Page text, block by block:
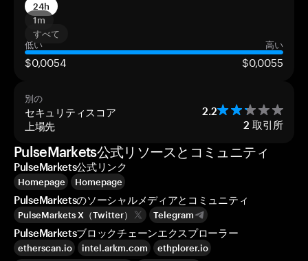
24h
1m
すべて
低い
高い
$0,0054 $0,0055
別の
セキュリティスコア 2.2
上場先 2 取引所
PulseMarkets公式リソースとコミュニティ
PulseMarkets公式リンク
Homepage Homepage
PulseMarketsのソーシャルメディアとコミュニティ
PulseMarkets X（Twitter） Telegram
PulseMarketsブロックチェーンエクスプローラー
etherscan.io intel.arkm.com
ethplorer.io